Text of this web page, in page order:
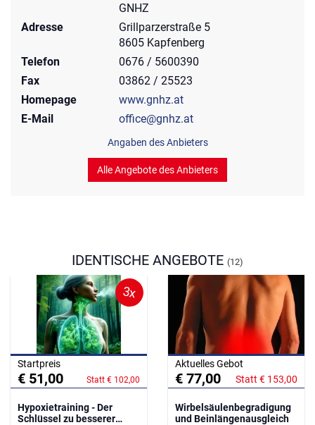
GNHZ
Adresse
Grillparzerstraße 5
8605 Kapfenberg
Telefon
0676 / 5600390
Fax
03862 / 25523
Homepage
www.gnhz.at
E-Mail
office@gnhz.at
Angaben des Anbieters
Alle Angebote des Anbieters
IDENTISCHE ANGEBOTE (12)
3x
Startpreis
€ 51,00 Statt € 102,00
Hypoxietraining - Der
Schlüssel zu besserer
Aktuelles Gebot
€ 77,00 Statt € 153,00
Wirbelsäulenbegradigung
und Beinlängenausgleich